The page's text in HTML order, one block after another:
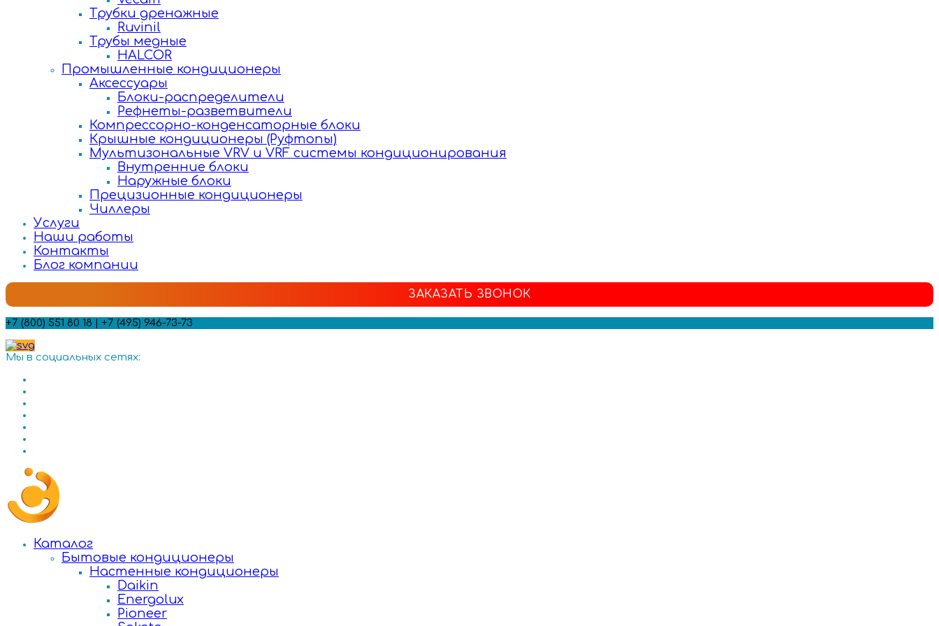
Трубки дренажные
Ruvinil
Трубы медные
HALCOR
Промышленные кондиционеры
Аксессуары
Блоки-распределители
Рефнеты-разветвители
Компрессорно-конденсаторные блоки
Крышные кондиционеры (Руфтопы)
Мультизональные VRV и VRF системы кондиционирования
Внутренние блоки
Наружные блоки
Прецизионные кондиционеры
Чиллеры
Услуги
Наши работы
Контакты
Блог компании
ЗАКАЗАТЬ ЗВОНОК
+7 (800) 551 80 18 | +7 (495) 946-73-73
Мы в социальных сетях:
Каталог
Бытовые кондиционеры
Настенные кондиционеры
Daikin
Energolux
Pioneer